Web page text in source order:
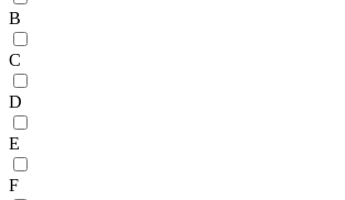
B
C
D
E
F